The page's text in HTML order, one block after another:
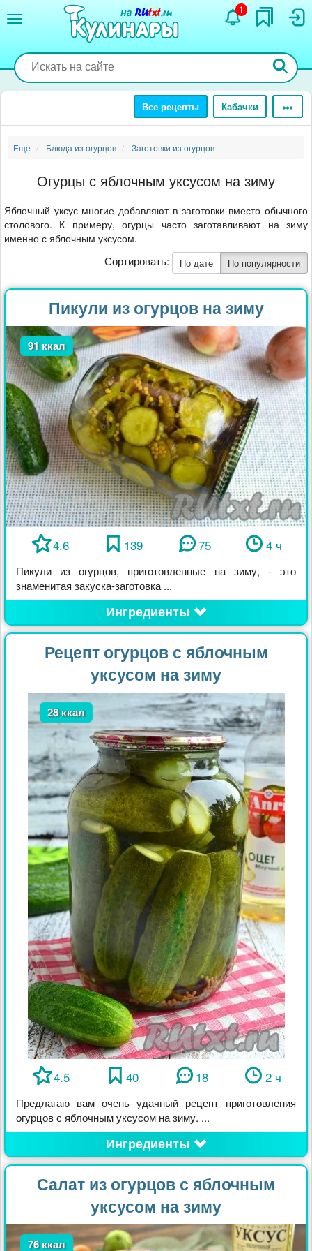
содержанию
1
Все рецепты Кабачки
Еще Блюда из огурцов Заготовки из огурцов
Огурцы с яблочным уксусом на зиму
Яблочный уксус многие добавляют в заготовки вместо обычного
столового. К примеру, огурцы часто заготавливают на зиму
именно с яблочным уксусом.
Сортировать: По дате По популярности
Пикули из огурцов на зиму
91 ккал
4.6 139 75 4 ч
Пикули из огурцов, приготовленные на зиму, - это
знаменитая закуска-заготовка ...
Ингредиенты
Рецепт огурцов с яблочным
уксусом на зиму
28 ккал
4.5 40 18 2 ч
Предлагаю вам очень удачный рецепт приготовления
огурцов с яблочным уксусом на зиму. ...
Ингредиенты
Салат из огурцов с яблочным
уксусом на зиму
76 ккал